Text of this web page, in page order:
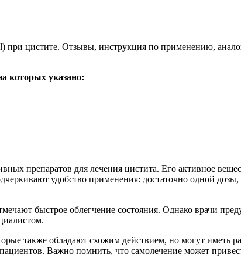
которых указано:
препаратов для лечения цистита. Его активное
удобство применения: достаточно одной
быстрое облегчение состояния. Однако врачи
также обладают схожим действием, но могут иметь
Важно помнить, что самолечение может